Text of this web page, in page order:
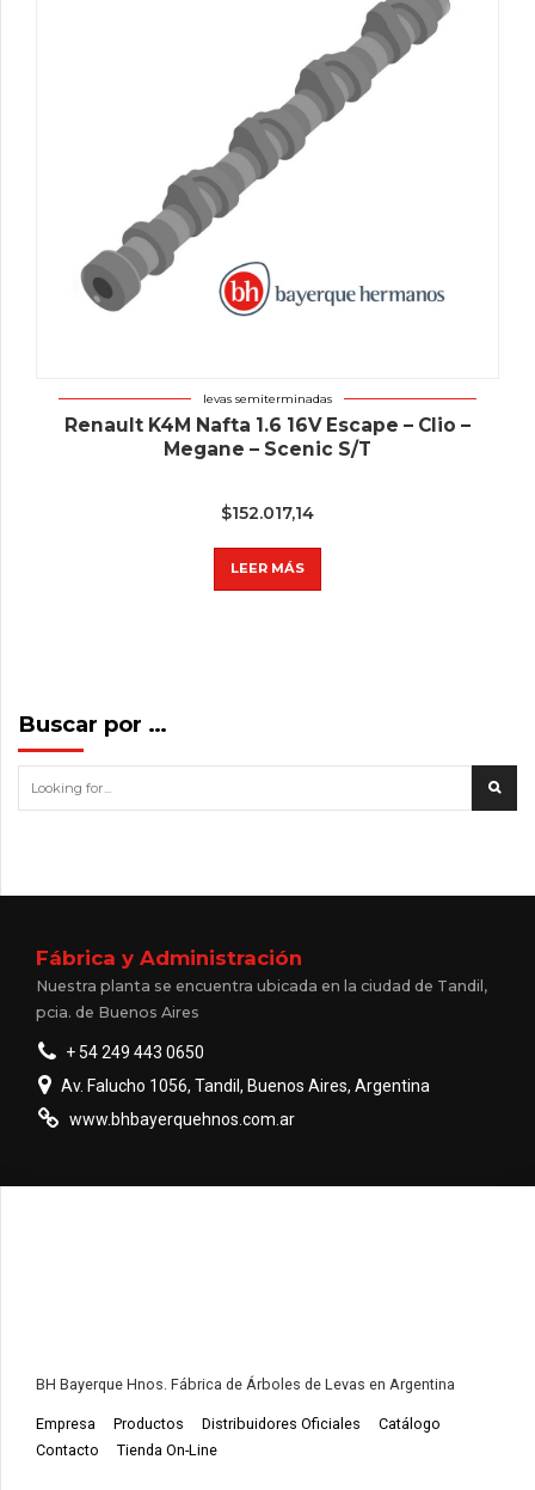
levas semiterminadas
Renault K4M Nafta 1.6 16V Escape – Clio –
Megane – Scenic S/T
$152.017,14
LEER MÁS
Buscar por …
Fábrica y Administración
Nuestra planta se encuentra ubicada en la ciudad de Tandil,
pcia. de Buenos Aires
+ 54 249 443 0650
Av. Falucho 1056, Tandil, Buenos Aires, Argentina
www.bhbayerquehnos.com.ar
BH Bayerque Hnos. Fábrica de Árboles de Levas en Argentina
Empresa Productos Distribuidores Oficiales
Catálogo
Contacto
Tienda On-Line